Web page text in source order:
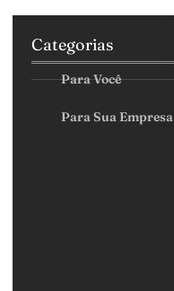
Categorias
Para Você
Para Sua Empresa